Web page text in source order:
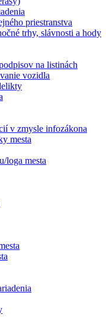
priestranstva
trhy, slávnosti a hody
na listinách
vozidla
v zmysle infozákona
mesta
loga mesta